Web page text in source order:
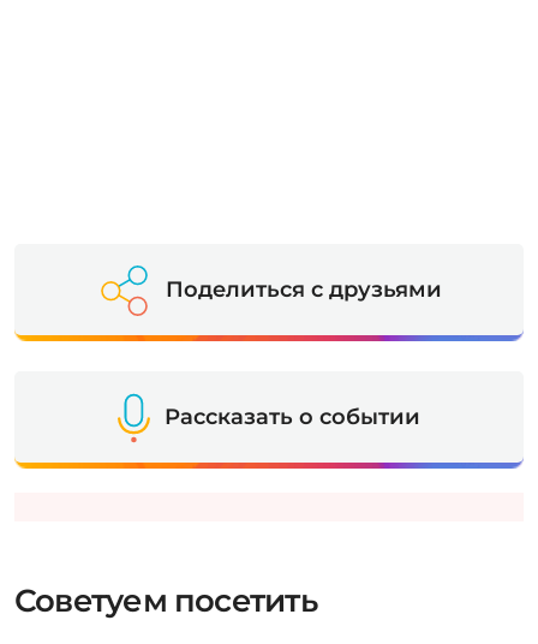
Поделиться с друзьями
Рассказать о событии
Советуем посетить